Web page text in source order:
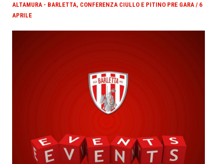
ALTAMURA - BARLETTA, CONFERENZA CIULLO E PITINO PRE GARA / 6
APRILE